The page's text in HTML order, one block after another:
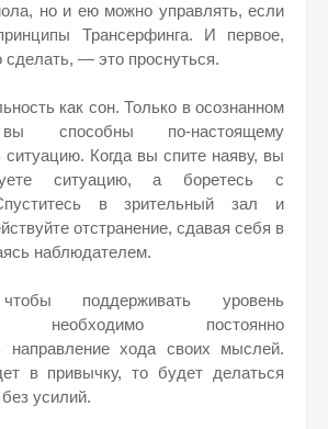
но и ею можно управлять, если
Трансерфинга. И первое,
сделать, — это проснуться.
как сон. Только в осознанном
способны по-настоящему
ситуацию. Когда вы спите наяву, вы
ситуацию, а боретесь с
в зрительный зал и
отстранение, сдавая себя в
наблюдателем.
поддерживать уровень
необходимо постоянно
направление хода своих мыслей.
в привычку, то будет делаться
усилий.